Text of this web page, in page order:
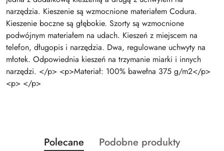
narzędzia. Kieszenie są wzmocnione materiałem Codura.
Kieszenie boczne są głębokie. Szorty są wzmocnione
podwójnym materiałem na udach. Kieszeń z miejscem na
telefon, długopis i narzędzia. Dwa, regulowane uchwyty na
młotek. Odpowiednia kieszeń na trzymanie miarki i innych
narzędzi. </p> <p>Materiał: 100% bawełna 375 g/m2</p>
<p> </p>
Pomiń karuzelę produktów
Produkty
Polecane
Produkty
Podobne produkty